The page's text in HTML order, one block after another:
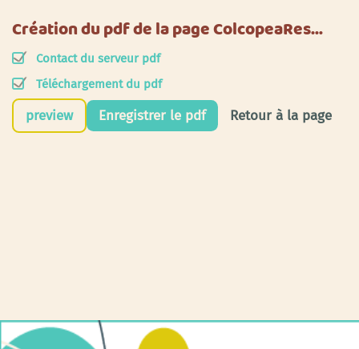
Création du pdf de la page ColcopeaRes…
Contact du serveur pdf
Téléchargement du pdf
preview Enregistrer le pdf Retour à la page